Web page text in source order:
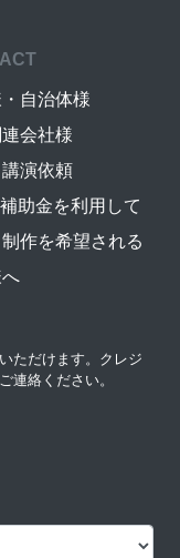
自治体様
会社様
演依頼
助金を利用して
作を希望される
ただけます。クレジ
連絡ください。